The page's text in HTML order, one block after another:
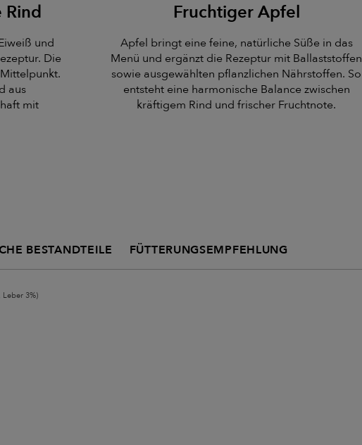
und
Die
aus
mit
Fruchtiger Apfel
Apfel bringt eine feine, natürliche Süße in das
Menü und ergänzt die Rezeptur mit Ballaststoffen
sowie ausgewählten pflanzlichen Nährstoffen. So
entsteht eine harmonische Balance zwischen
kräftigem Rind und frischer Fruchtnote.
BESTANDTEILE FÜTTERUNGSEMPFEHLUNG
Leber 3%)